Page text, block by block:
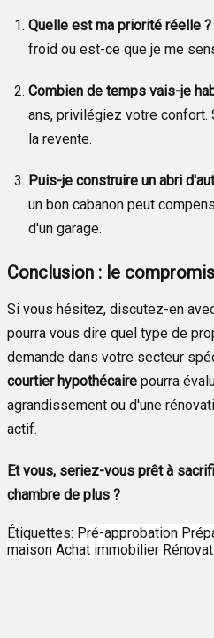
Quelle est ma priorité réelle ?
froid ou est-ce que je me
Combien de temps vais-je
ans, privilégiez votre confort.
la revente.
Puis-je construire un abri
un bon cabanon peut
d'un garage.
Conclusion : le
Si vous hésitez, discutez-en
pourra vous dire quel type de
demande dans votre secteur
courtier hypothécaire pourra
agrandissement ou d'une
actif.
Et vous, seriez-vous prêt à
chambre de plus ?
Étiquettes: Pré-approbation
maison Achat immobilier